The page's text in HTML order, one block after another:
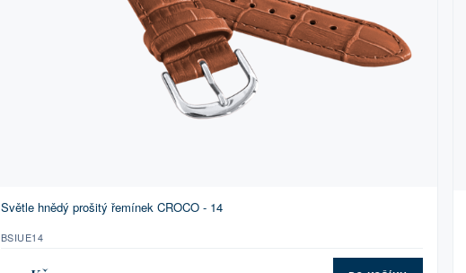
Světle hnědý prošitý řemínek CROCO - 14
BSIUE14